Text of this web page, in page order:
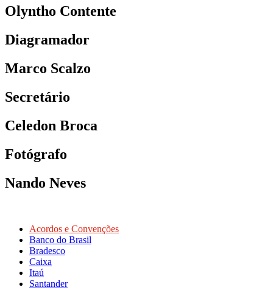
Olyntho Contente
Diagramador
Marco Scalzo
Secretário
Celedon Broca
Fotógrafo
Nando Neves
Acordos e Convenções
Banco do Brasil
Bradesco
Caixa
Itaú
Santander